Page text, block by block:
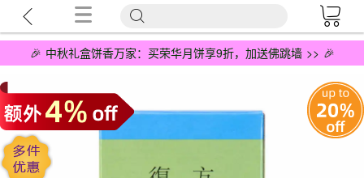
🎉 中秋礼盒饼香万家：买荣华月饼享9折，加送佛跳墙 >> 🎉